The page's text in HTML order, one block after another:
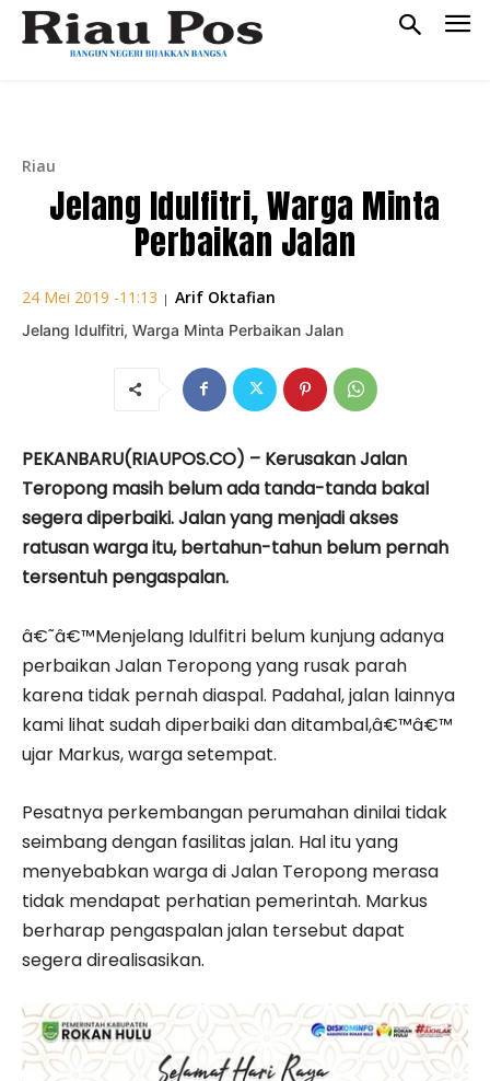
Riau
Jelang Idulfitri, Warga Minta
Perbaikan Jalan
24 Mei 2019 -11:13 | Arif Oktafian
Jelang Idulfitri, Warga Minta Perbaikan Jalan
PEKANBARU(RIAUPOS.CO) – Kerusakan Jalan
Teropong masih belum ada tanda-tanda bakal
segera diperbaiki. Jalan yang menjadi akses
ratusan warga itu, bertahun-tahun belum pernah
tersentuh pengaspalan.
â€˜â€™Menjelang Idulfitri belum kunjung adanya
perbaikan Jalan Teropong yang rusak parah
karena tidak pernah diaspal. Padahal, jalan lainnya
kami lihat sudah diperbaiki dan ditambal,â€™â€™
ujar Markus, warga setempat.
Pesatnya perkembangan perumahan dinilai tidak
seimbang dengan fasilitas jalan. Hal itu yang
menyebabkan warga di Jalan Teropong merasa
tidak mendapat perhatian pemerintah. Markus
berharap pengaspalan jalan tersebut dapat
segera direalisasikan.